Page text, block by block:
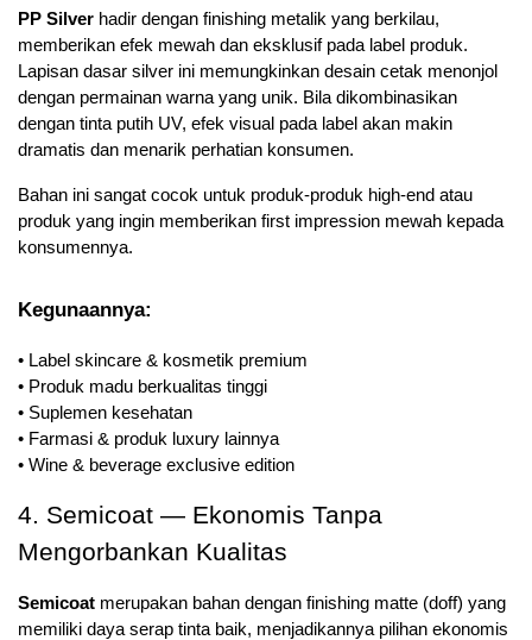
PP Silver hadir dengan finishing metalik yang berkilau,
memberikan efek mewah dan eksklusif pada label produk.
Lapisan dasar silver ini memungkinkan desain cetak menonjol
dengan permainan warna yang unik. Bila dikombinasikan
dengan tinta putih UV, efek visual pada label akan makin
dramatis dan menarik perhatian konsumen.
Bahan ini sangat cocok untuk produk-produk high-end atau
produk yang ingin memberikan first impression mewah kepada
konsumennya.
Kegunaannya:
• Label skincare & kosmetik premium
• Produk madu berkualitas tinggi
• Suplemen kesehatan
• Farmasi & produk luxury lainnya
• Wine & beverage exclusive edition
4. Semicoat — Ekonomis Tanpa
Mengorbankan Kualitas
Semicoat merupakan bahan dengan finishing matte (doff) yang
memiliki daya serap tinta baik, menjadikannya pilihan ekonomis